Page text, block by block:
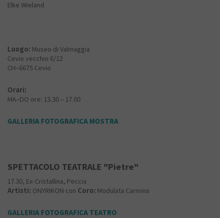
Elke Wieland
Luogo: Museo di Valmaggia
Cevio vecchio 6/12
CH–6675 Cevio
Orari:
MA–DO ore: 13.30 – 17.00
GALLERIA FOTOGRAFICA MOSTRA
.
SPETTACOLO TEATRALE "Pietre"
17.30, Ex-Cristallina, Peccia
Artisti: ONYRIKON con Coro: Modulata Carmina
GALLERIA FOTOGRAFICA TEATRO